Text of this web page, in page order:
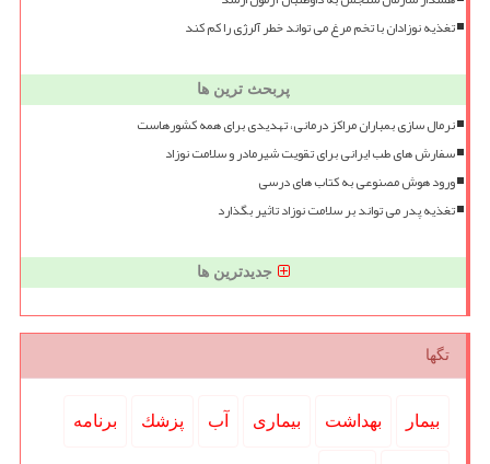
تغذیه نوزادان با تخم مرغ می تواند خطر آلرژی را کم کند
پربحث ترین ها
نرمال سازی بمباران مراکز درمانی، تهدیدی برای همه کشورهاست
سفارش های طب ایرانی برای تقویت شیرمادر و سلامت نوزاد
ورود هوش مصنوعی به کتاب های درسی
تغذیه پدر می تواند بر سلامت نوزاد تاثیر بگذارد
جدیدترین ها
تگها
بیمار بهداشت بیماری آب پزشك برنامه